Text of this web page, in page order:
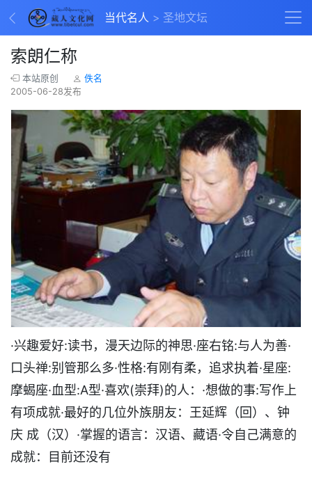
当代名人 圣地文坛
索朗仁称
本站原创
佚名
2005-06-28发布
·兴趣爱好:读书，漫天边际的神思·座右铭:与人为善·
口头禅:别管那么多·性格:有刚有柔，追求执着·星座:
摩蝎座·血型:A型·喜欢(崇拜)的人：·想做的事:写作上
有项成就·最好的几位外族朋友：王延辉（回）、钟
庆 成（汉）·掌握的语言：汉语、藏语·令自己满意的
成就：目前还没有